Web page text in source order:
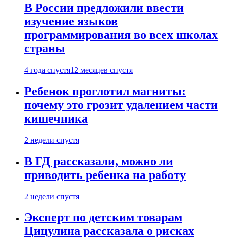
В России предложили ввести
изучение языков
программирования во всех школах
страны
4 года спустя12 месяцев спустя
Ребенок проглотил магниты:
почему это грозит удалением части
кишечника
2 недели спустя
В ГД рассказали, можно ли
приводить ребенка на работу
2 недели спустя
Эксперт по детским товарам
Цицулина рассказала о рисках